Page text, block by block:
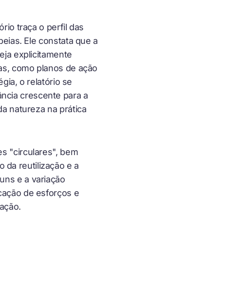
traça o perfil das
Ele constata que a
explicitamente
como planos de ação
o relatório se
crescente para a
natureza na prática
"circulares", bem
da reutilização e a
e a variação
de esforços e